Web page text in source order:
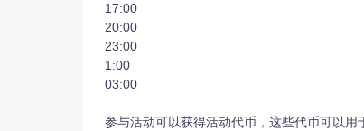
17:00
20:00
23:00
1:00
03:00
参与活动可以获得活动代币，这些代币可以